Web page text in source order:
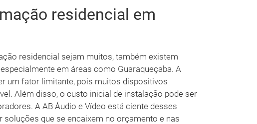
residencial em
residencial sejam muitos, também existem
em áreas como Guaraqueçaba. A
um fator limitante, pois muitos dispositivos
Além disso, o custo inicial de instalação pode ser
A AB Áudio e Vídeo está ciente desses
soluções que se encaixem no orçamento e nas